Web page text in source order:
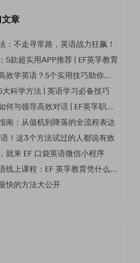
章
：不走寻常路，英语战力狂飙！
5款超实用APP推荐 | EF英孚教育
普通打工人如何高效学英语？5个实用技巧助你突破职场瓶颈
科学方法 | 英语学习必备技巧
职场沟通秘籍：如何与领导高效对话 | EF英孚职场指南
南：从值机到降落的全流程表达
！这3个方法试过的人都说有效
就来 EF 口袋英语微信小程序
探寻成人英语口语线上课程：EF 英孚教育凭什么领航
快的方法大公开